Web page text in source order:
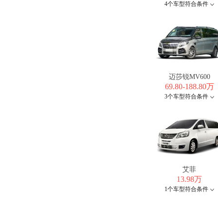
4个车型符合条件
迈莎锐MV600
69.80-188.80万
3个车型符合条件
艾菲
13.98万
1个车型符合条件